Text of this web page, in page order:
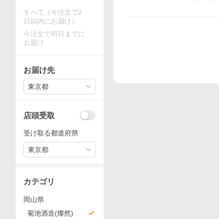
すべて（今注文で2
日以内にお届け）
今注文で明日までに
お届け
お届け先
東京都
店頭受取
受け取る都道府県
東京都
カテゴリ
岡山県
菊池酒造(燦然)